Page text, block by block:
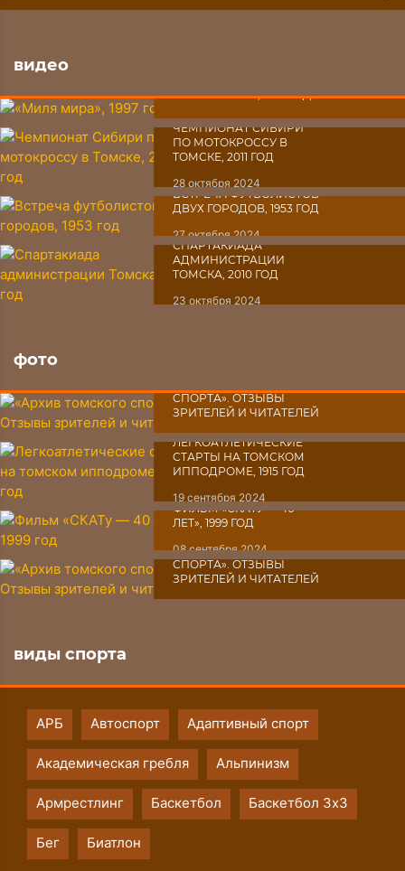
видео
«МИЛЯ МИРА», 1997 ГОД
30 октября 2024
ЧЕМПИОНАТ СИБИРИ
ПО МОТОКРОССУ В
ТОМСКЕ, 2011 ГОД
28 октября 2024
ВСТРЕЧА ФУТБОЛИСТОВ
ДВУХ ГОРОДОВ, 1953 ГОД
27 октября 2024
СПАРТАКИАДА
АДМИНИСТРАЦИИ
ТОМСКА, 2010 ГОД
23 октября 2024
фото
СПОРТА». ОТЗЫВЫ
ЗРИТЕЛЕЙ И ЧИТАТЕЛЕЙ
03 октября 2024
ЛЕГКОАТЛЕТИЧЕСКИЕ
СТАРТЫ НА ТОМСКОМ
ИППОДРОМЕ, 1915 ГОД
19 сентября 2024
ФИЛЬМ «СКАТУ ― 40
ЛЕТ», 1999 ГОД
08 сентября 2024
«АРХИВ ТОМСКОГО
СПОРТА». ОТЗЫВЫ
ЗРИТЕЛЕЙ И ЧИТАТЕЛЕЙ
виды спорта
АРБ Автоспорт Адаптивный спорт
Академическая гребля Альпинизм
Армрестлинг Баскетбол Баскетбол 3х3
Бег Биатлон